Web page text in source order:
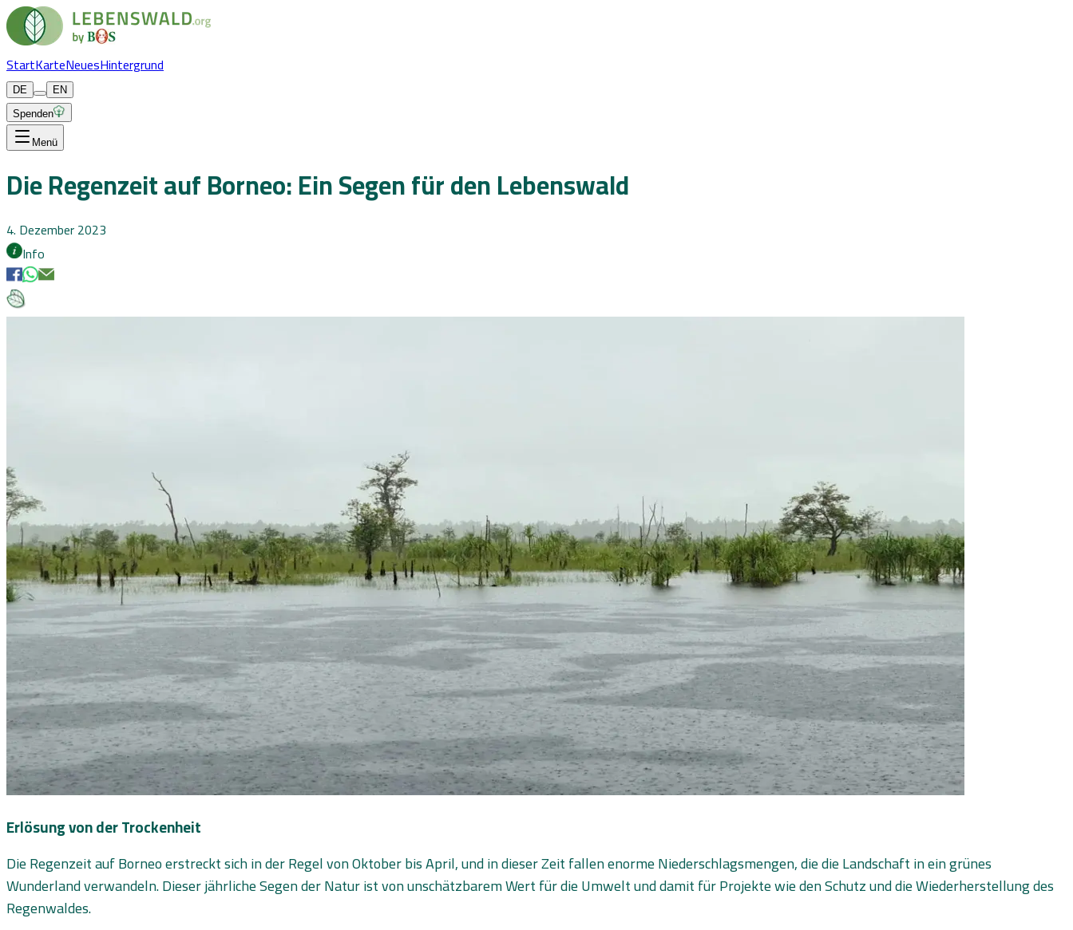
StartKarteNeuesHintergrund
DE
EN
Spenden
Menü
Die Regenzeit auf Borneo: Ein Segen für den Lebenswald
4. Dezember 2023
Info
Erlösung von der Trockenheit
Die Regenzeit auf Borneo erstreckt sich in der Regel von Oktober bis April, und in dieser Zeit fallen enorme Niederschlagsmengen, die die Landschaft in ein grünes
Wunderland verwandeln. Dieser jährliche Segen der Natur ist von unschätzbarem Wert für die Umwelt und damit für Projekte wie den Schutz und die Wiederherstellung des
Regenwaldes.